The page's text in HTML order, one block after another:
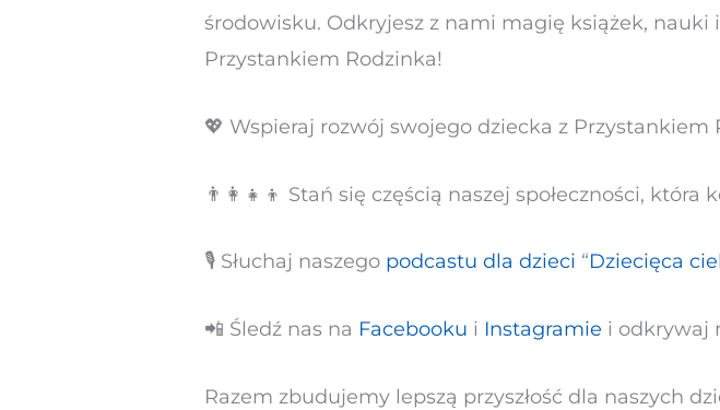
środowisku. Odkryjesz z nami magię książek, nauki
Przystankiem Rodzinka!
💖 Wspieraj rozwój swojego dziecka z Przystankiem
👨‍👩‍👧‍👦 Stań się częścią naszej społeczności,
🎙 Słuchaj naszego podcastu dla dzieci “Dziecięca
📲 Śledź nas na Facebooku i Instagramie i odkrywaj
Razem zbudujemy lepszą przyszłość dla naszych